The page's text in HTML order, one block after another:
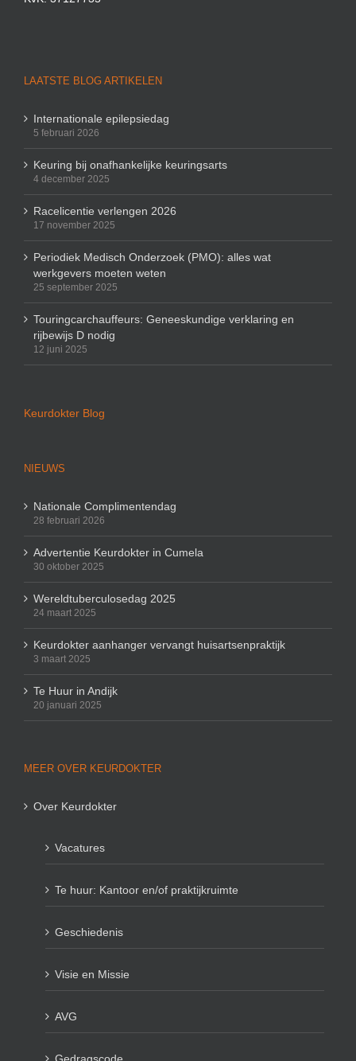
LAATSTE BLOG ARTIKELEN
Internationale epilepsiedag
5 februari 2026
Keuring bij onafhankelijke keuringsarts
4 december 2025
Racelicentie verlengen 2026
17 november 2025
Periodiek Medisch Onderzoek (PMO): alles wat
werkgevers moeten weten
25 september 2025
Touringcarchauffeurs: Geneeskundige verklaring en
rijbewijs D nodig
12 juni 2025
Keurdokter Blog
NIEUWS
Nationale Complimentendag
28 februari 2026
Advertentie Keurdokter in Cumela
30 oktober 2025
Wereldtuberculosedag 2025
24 maart 2025
Keurdokter aanhanger vervangt huisartsenpraktijk
3 maart 2025
Te Huur in Andijk
20 januari 2025
MEER OVER KEURDOKTER
Over Keurdokter
Vacatures
Te huur: Kantoor en/of praktijkruimte
Geschiedenis
Visie en Missie
AVG